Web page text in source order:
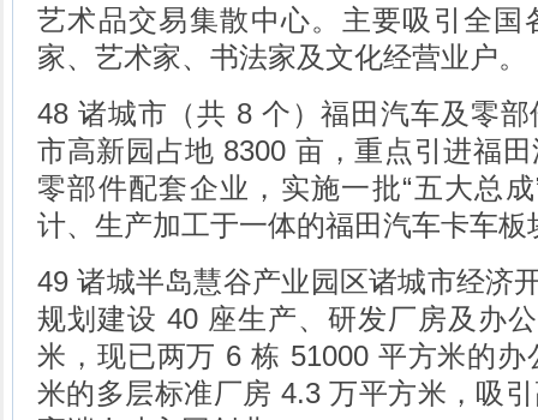
艺术品交易集散中心。主要吸引全国
家、艺术家、书法家及文化经营业户。
48 诸城市（共 8 个）福田汽车及零
市高新园占地 8300 亩，重点引进福
零部件配套企业，实施一批“五大总
计、生产加工于一体的福田汽车卡车
49 诸城半岛慧谷产业园区诸城市经济
规划建设 40 座生产、研发厂房及办
米，现已两万 6 栋 51000 平方米的
米的多层标准厂房 4.3 万平方米，吸